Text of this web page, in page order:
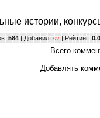
истории,
: 584| Добавил: sv Рейтинг: 0.0
Всего
Добавлять